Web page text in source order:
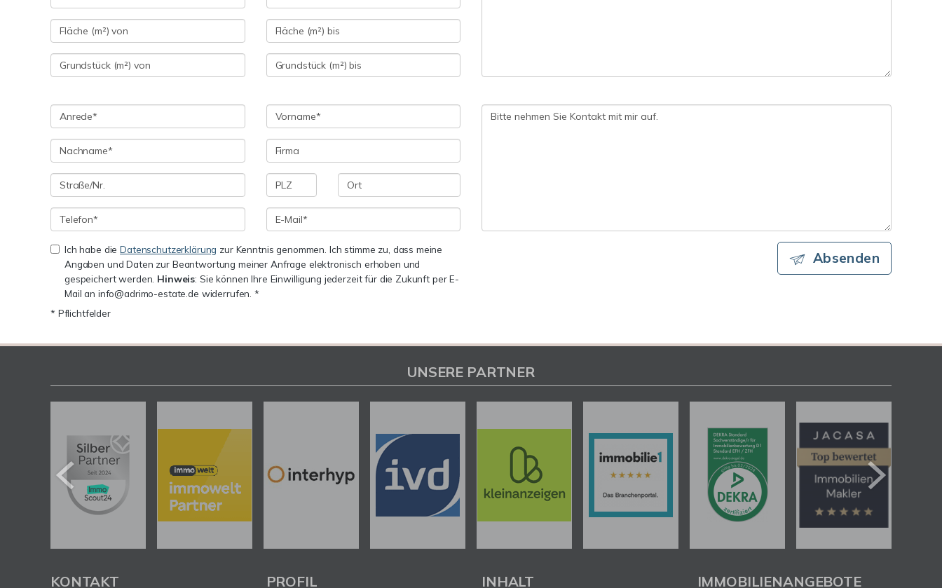
Ich habe dieDatenschutzerklärung zur Kenntnis genommen. Ich stimme zu, dass meine
Angaben und Daten zur Beantwortung meiner Anfrage elektronisch erhoben und
gespeichert werden. Hinweis: Sie können Ihre Einwilligung jederzeit für die Zukunft per E-
Mail an info@adrimo-estate.de widerrufen. *
* Pflichtfelder
Absenden
UNSERE PARTNER
KONTAKT PROFIL INHALT IMMOBILIENANGEBOTE